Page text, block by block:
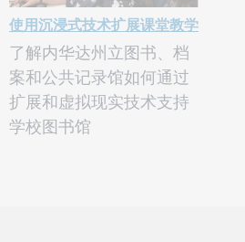
使用沉浸式技术扩展课堂教学
了解内华达州立图书、档
案和公共记录馆如何通过
扩展和虚拟现实技术支持
学校图书馆